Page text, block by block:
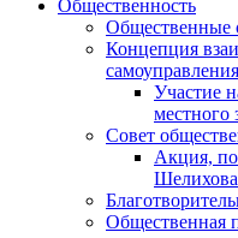
Общественность
Общественные
Концепция
Участие
местного
Совет
Акция,
Общественная